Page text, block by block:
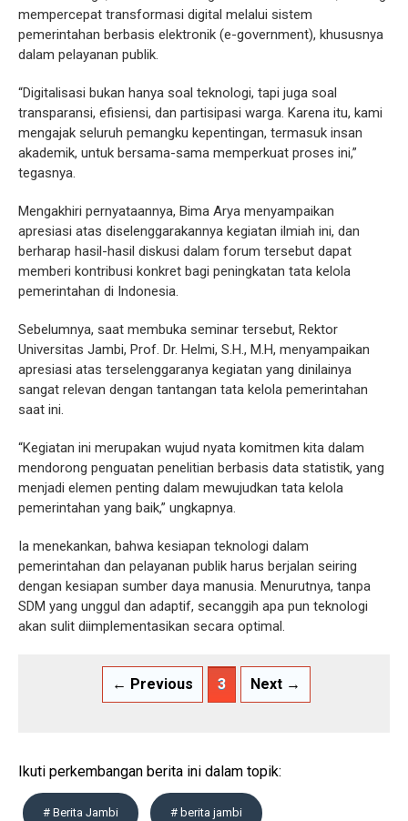
mempercepat transformasi digital melalui sistem
pemerintahan berbasis elektronik (e-government), khususnya
dalam pelayanan publik.
“Digitalisasi bukan hanya soal teknologi, tapi juga soal
transparansi, efisiensi, dan partisipasi warga. Karena itu, kami
mengajak seluruh pemangku kepentingan, termasuk insan
akademik, untuk bersama-sama memperkuat proses ini,”
tegasnya.
Mengakhiri pernyataannya, Bima Arya menyampaikan
apresiasi atas diselenggarakannya kegiatan ilmiah ini, dan
berharap hasil-hasil diskusi dalam forum tersebut dapat
memberi kontribusi konkret bagi peningkatan tata kelola
pemerintahan di Indonesia.
Sebelumnya, saat membuka seminar tersebut, Rektor
Universitas Jambi, Prof. Dr. Helmi, S.H., M.H, menyampaikan
apresiasi atas terselenggaranya kegiatan yang dinilainya
sangat relevan dengan tantangan tata kelola pemerintahan
saat ini.
“Kegiatan ini merupakan wujud nyata komitmen kita dalam
mendorong penguatan penelitian berbasis data statistik, yang
menjadi elemen penting dalam mewujudkan tata kelola
pemerintahan yang baik,” ungkapnya.
Ia menekankan, bahwa kesiapan teknologi dalam
pemerintahan dan pelayanan publik harus berjalan seiring
dengan kesiapan sumber daya manusia. Menurutnya, tanpa
SDM yang unggul dan adaptif, secanggih apa pun teknologi
akan sulit diimplementasikan secara optimal.
← Previous 3 Next →
Ikuti perkembangan berita ini dalam topik:
# Berita Jambi # berita jambi